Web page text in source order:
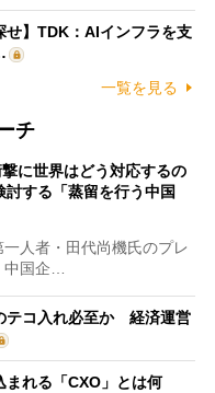
せ】TDK：AIインフラを支
一覧を見る
チ
に世界はどう対応するの
する「蒸留を行う中国
人者・田代尚機氏のプレ
中国企…
テコ入れ必至か 経済運営
まれる「CXO」とは何